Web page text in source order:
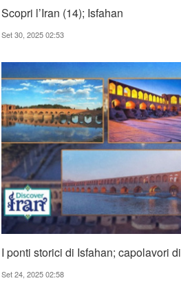
Scopri l’Iran (14); Isfahan
Set 30, 2025 02:53
I ponti storici di Isfahan; capolavori
Set 24, 2025 02:58